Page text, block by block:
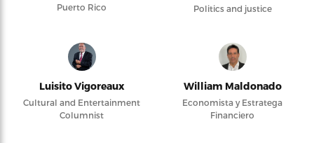
Puerto Rico
Politics and justice
Luisito Vigoreaux
Cultural and Entertainment
Columnist
William Maldonado
Economista y Estratega
Financiero